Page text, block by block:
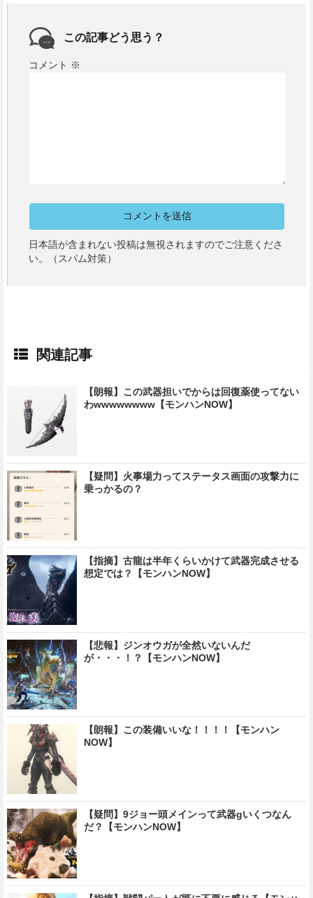
この記事どう思う？
コメント ※
日本語が含まれない投稿は無視されますのでご注意くださ
い。（スパム対策）
関連記事
【朗報】この武器担いでからは回復薬使ってない
わwwwwwwww【モンハンNOW】
【疑問】火事場力ってステータス画面の攻撃力に
乗っかるの？
【指摘】古龍は半年くらいかけて武器完成させる
想定では？【モンハンNOW】
【悲報】ジンオウガが全然いないんだ
が・・・！？【モンハンNOW】
【朗報】この装備いいな！！！！【モンハン
NOW】
【疑問】9ジョー頭メインって武器gいくつなん
だ？【モンハンNOW】